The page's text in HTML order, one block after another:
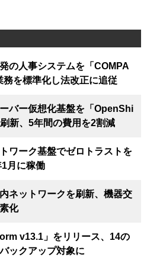
の人事システムを「COMPA
務を標準化し法改正に追従
バー仮想化基盤を「OpenShi
新、5年間の費用を2割減
ワーク基盤でゼロトラストを
月に稼働
ネットワークを刷新、機器交
化
v13.1」をリリース、14の
ックアップ対象に